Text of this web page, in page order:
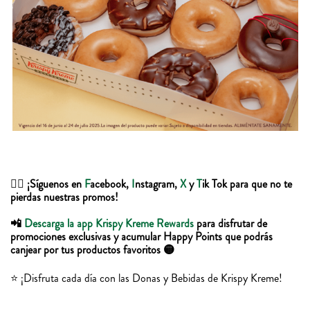
👍🏻 ¡Síguenos en Facebook, Instagram,XyTik Tok para que no te
pierdas nuestras promos!
📲 Descarga la app Krispy Kreme Rewards para disfrutar de
promociones exclusivas y acumular Happy Points que podrás
canjear por tus productos favoritos 🟡
⭐️ ¡Disfruta cada día con las Donas y Bebidas de Krispy Kreme!